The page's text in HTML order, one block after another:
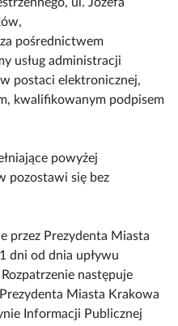
pośrednictwem
usług administracji
postaci elektronicznej,
kwalifikowanym podpisem
powyżej
pozostawi się bez
przez Prezydenta Miasta
dni od dnia upływu
następuje
Miasta Krakowa
Informacji Publicznej